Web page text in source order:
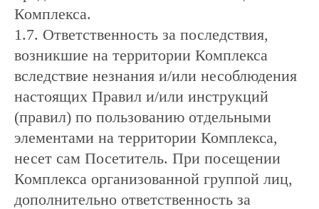
Комплекса.
1.7. Ответственность за последствия,
возникшие на территории Комплекса
вследствие незнания и/или несоблюдения
настоящих Правил и/или инструкций
(правил) по пользованию отдельными
элементами на территории Комплекса,
несет сам Посетитель. При посещении
Комплекса организованной группой лиц,
дополнительно ответственность за